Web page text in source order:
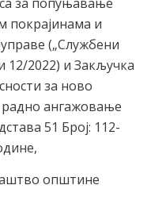
покрајинама и
(„Службени
12/2022) и Закључка
за ново
ангажовање
51 Број: 112-
општине